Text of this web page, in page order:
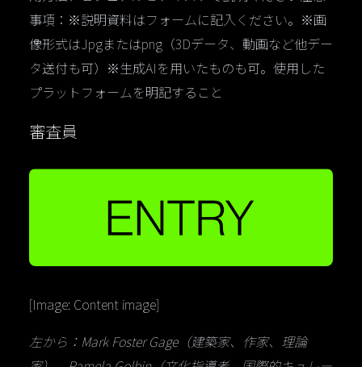
事項：※説明資料はフォームに記入ください。※画
像形式はJpgまたはpng（3Dデータ、動画など他デー
タ送付も可）※生成AIを用いたものも可。使用した
プラットフォームを明記すること
審査員
[Image: Content image]
左から：Mark Foster Gage（建築家、作家、理論